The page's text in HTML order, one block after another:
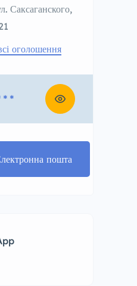
Саксаганского,
оголошення
* *
пошта